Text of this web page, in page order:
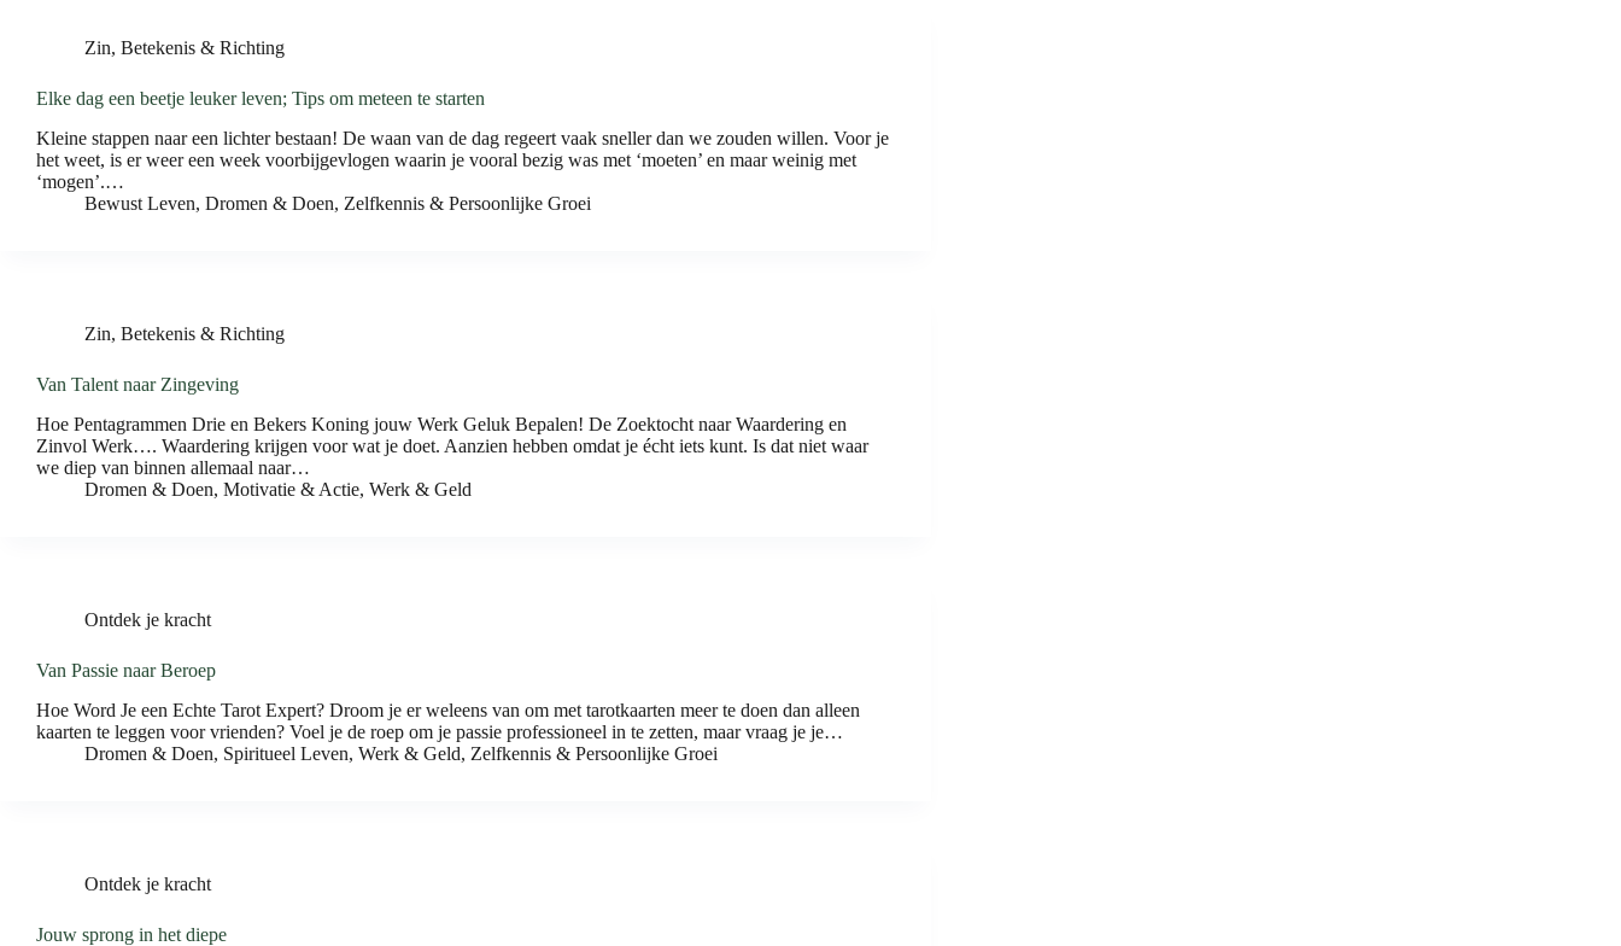
Zin, Betekenis & Richting
Elke dag een beetje leuker leven; Tips om meteen te starten
Kleine stappen naar een lichter bestaan! De waan van de dag regeert vaak sneller dan we zouden willen. Voor je
het weet, is er weer een week voorbijgevlogen waarin je vooral bezig was met ‘moeten’ en maar weinig met
‘mogen’.…
Bewust Leven, Dromen & Doen, Zelfkennis & Persoonlijke Groei
Zin, Betekenis & Richting
Van Talent naar Zingeving
Hoe Pentagrammen Drie en Bekers Koning jouw Werk Geluk Bepalen! De Zoektocht naar Waardering en
Zinvol Werk…. Waardering krijgen voor wat je doet. Aanzien hebben omdat je écht iets kunt. Is dat niet waar
we diep van binnen allemaal naar…
Dromen & Doen, Motivatie & Actie, Werk & Geld
Ontdek je kracht
Van Passie naar Beroep
Hoe Word Je een Echte Tarot Expert? Droom je er weleens van om met tarotkaarten meer te doen dan alleen
kaarten te leggen voor vrienden? Voel je de roep om je passie professioneel in te zetten, maar vraag je je…
Dromen & Doen, Spiritueel Leven, Werk & Geld, Zelfkennis & Persoonlijke Groei
Ontdek je kracht
Jouw sprong in het diepe